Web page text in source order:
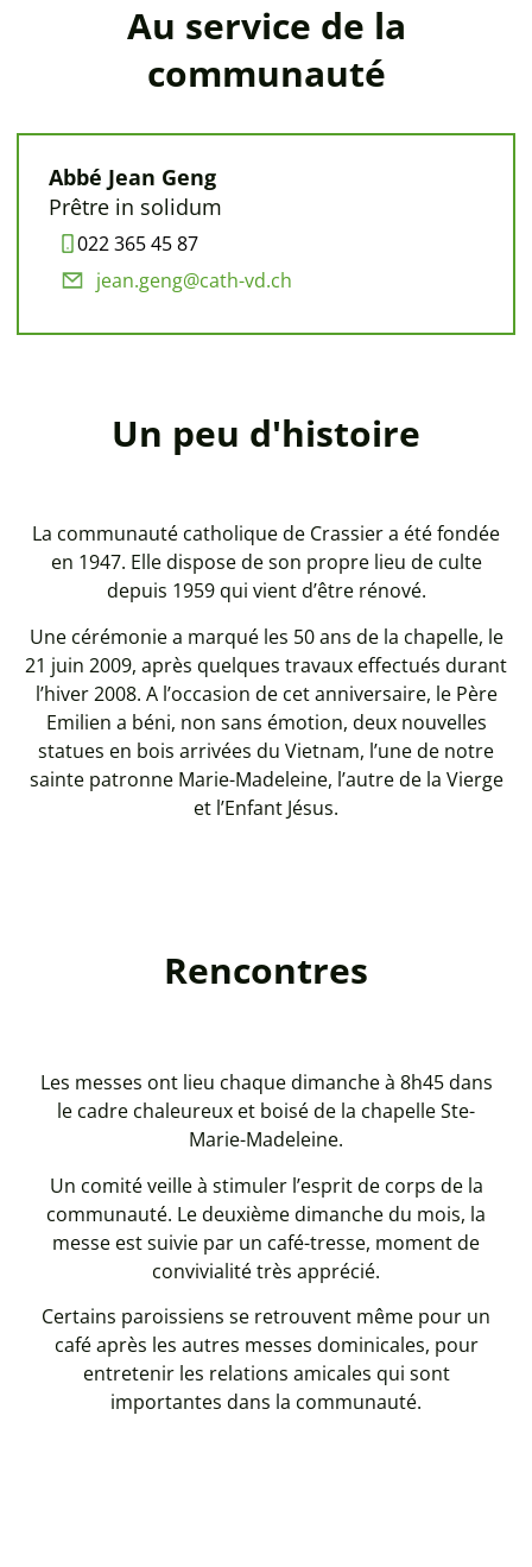
Au service de la
communauté
Abbé Jean Geng
Prêtre in solidum
022 365 45 87
jean.geng@cath-vd.ch
Un peu d'histoire
La communauté catholique de Crassier a été fondée
en 1947. Elle dispose de son propre lieu de culte
depuis 1959 qui vient d’être rénové.
Une cérémonie a marqué les 50 ans de la chapelle, le
21 juin 2009, après quelques travaux effectués durant
l’hiver 2008. A l’occasion de cet anniversaire, le Père
Emilien a béni, non sans émotion, deux nouvelles
statues en bois arrivées du Vietnam, l’une de notre
sainte patronne Marie-Madeleine, l’autre de la Vierge
et l’Enfant Jésus.
Rencontres
Les messes ont lieu chaque dimanche à 8h45 dans
le cadre chaleureux et boisé de la chapelle Ste-
Marie-Madeleine.
Un comité veille à stimuler l’esprit de corps de la
communauté. Le deuxième dimanche du mois, la
messe est suivie par un café-tresse, moment de
convivialité très apprécié.
Certains paroissiens se retrouvent même pour un
café après les autres messes dominicales, pour
entretenir les relations amicales qui sont
importantes dans la communauté.